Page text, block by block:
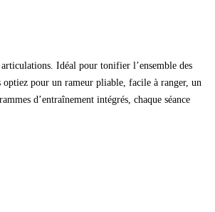
Idéal pour tonifier l’ensemble des
optiez pour un rameur pliable, facile à ranger, un
d’entraînement intégrés, chaque séance